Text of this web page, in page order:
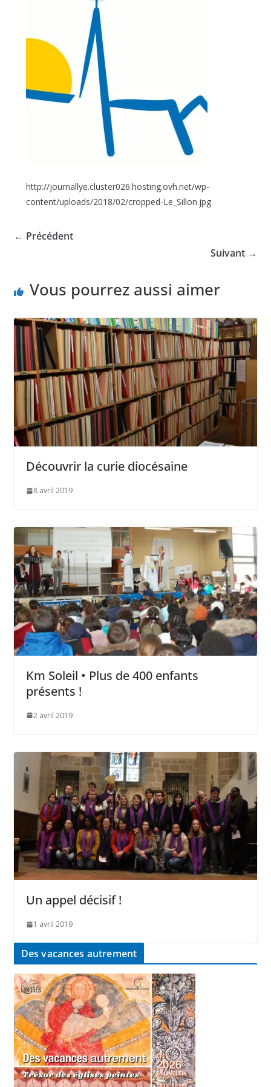
http://journallye.cluster026.hosting.ovh.net/wp-
content/uploads/2018/02/cropped-Le_Sillon.jpg
← Précédent
Suivant →
Vous pourrez aussi aimer
Découvrir la curie diocésaine
8 avril 2019
Km Soleil • Plus de 400 enfants
présents !
2 avril 2019
Un appel décisif !
1 avril 2019
Des vacances autrement